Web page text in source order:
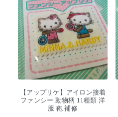
【アップリケ】アイロン接着
ファンシー 動物柄 11種類 洋
服 鞄 補修